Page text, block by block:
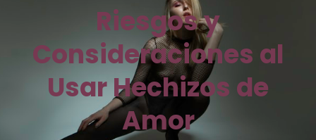
Riesgos y
Consideraciones al
Usar Hechizos de
Amor